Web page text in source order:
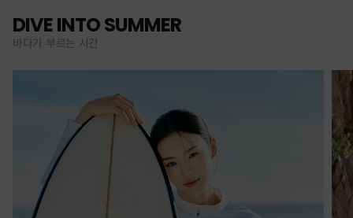
DIVE INTO SUMMER
바다가 부르는 시간